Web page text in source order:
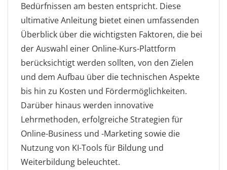
Bedürfnissen am besten entspricht. Diese
ultimative Anleitung bietet einen umfassenden
Überblick über die wichtigsten Faktoren, die bei
der Auswahl einer Online-Kurs-Plattform
berücksichtigt werden sollten, von den Zielen
und dem Aufbau über die technischen Aspekte
bis hin zu Kosten und Fördermöglichkeiten.
Darüber hinaus werden innovative
Lehrmethoden, erfolgreiche Strategien für
Online-Business und -Marketing sowie die
Nutzung von KI-Tools für Bildung und
Weiterbildung beleuchtet.